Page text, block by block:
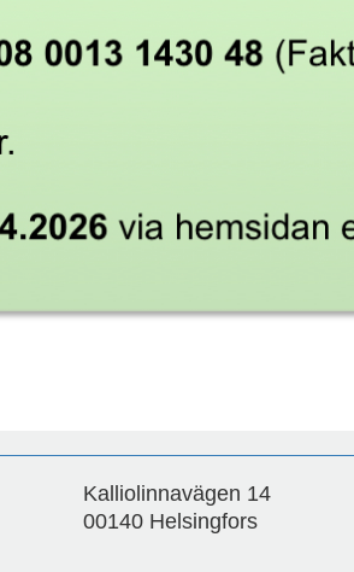
Kalliolinnavägen 14
00140 Helsingfors